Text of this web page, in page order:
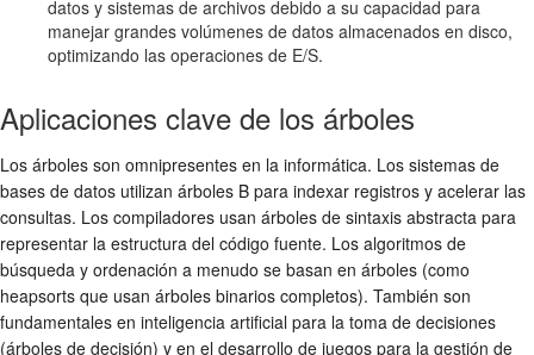
datos y sistemas de archivos debido a su capacidad para
manejar grandes volúmenes de datos almacenados en disco,
optimizando las operaciones de E/S.
Aplicaciones clave de los árboles
Los árboles son omnipresentes en la informática. Los sistemas de
bases de datos utilizan árboles B para indexar registros y acelerar las
consultas. Los compiladores usan árboles de sintaxis abstracta para
representar la estructura del código fuente. Los algoritmos de
búsqueda y ordenación a menudo se basan en árboles (como
heapsorts que usan árboles binarios completos). También son
fundamentales en inteligencia artificial para la toma de decisiones
(árboles de decisión) y en el desarrollo de juegos para la gestión de